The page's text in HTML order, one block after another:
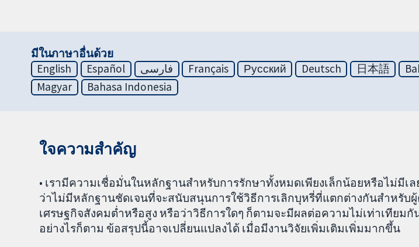
มีในภาษาอื่นด้วย
English
Español فارسی Français Русский Deutsch 日本語
Magyar
Bahasa Indonesia
ใจความสำคัญ
• เรามีความเชื่อมั่นในหลักฐานสำหรับการรักษาทั้งหมดเพียงเล็กน้อยหรือไม่มีเ
ว่าไม่มีหลักฐานชัดเจนที่จะสนับสนุนการใช้วิธีการเลิกบุหรี่ที่แตกต่างกันสำหรับ
เศรษฐกิจสังคมต่ำหรือสูง หรือว่าวิธีการใดๆ ก็ตามจะมีผลต่อความไม่เท่าเทียม
อย่างไรก็ตาม ข้อสรุปนี้อาจเปลี่ยนแปลงได้ เมื่อมีงานวิจัยเพิ่มเติมเพิ่มมากขึ้น